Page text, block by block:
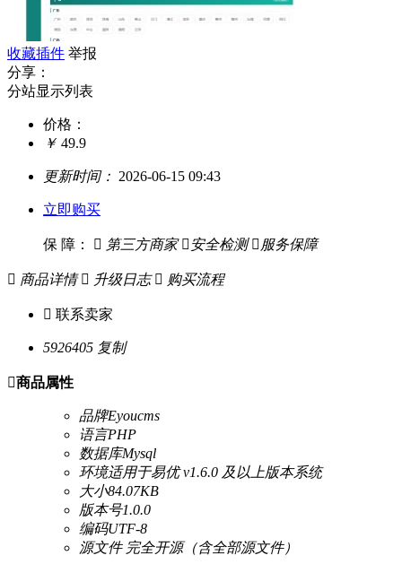
收藏插件 举报
分享：
分站显示列表
价格：
￥ 49.9
更新时间： 2026-06-15 09:43
立即购买
保 障：  第三方商家  安全检测  服务保障
 商品详情  升级日志  购买流程
 联系卖家
5926405 复制
商品属性
品牌Eyoucms
语言PHP
数据库Mysql
环境适用于易优 v1.6.0 及以上版本系统
大小84.07KB
版本号1.0.0
编码UTF-8
源文件完全开源（含全部源文件）